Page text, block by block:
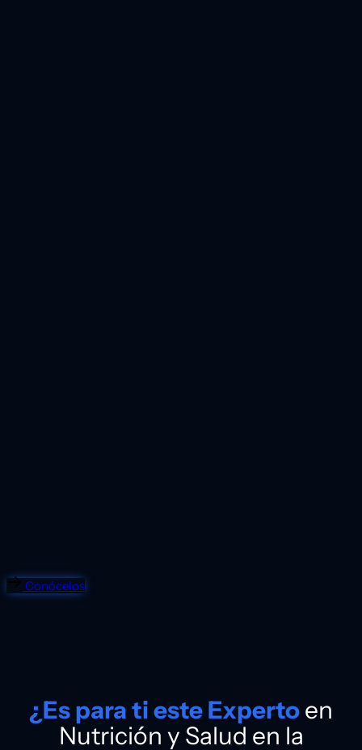
Conócelos
¿Es para ti este Expertoen
Nutrición y Salud en la